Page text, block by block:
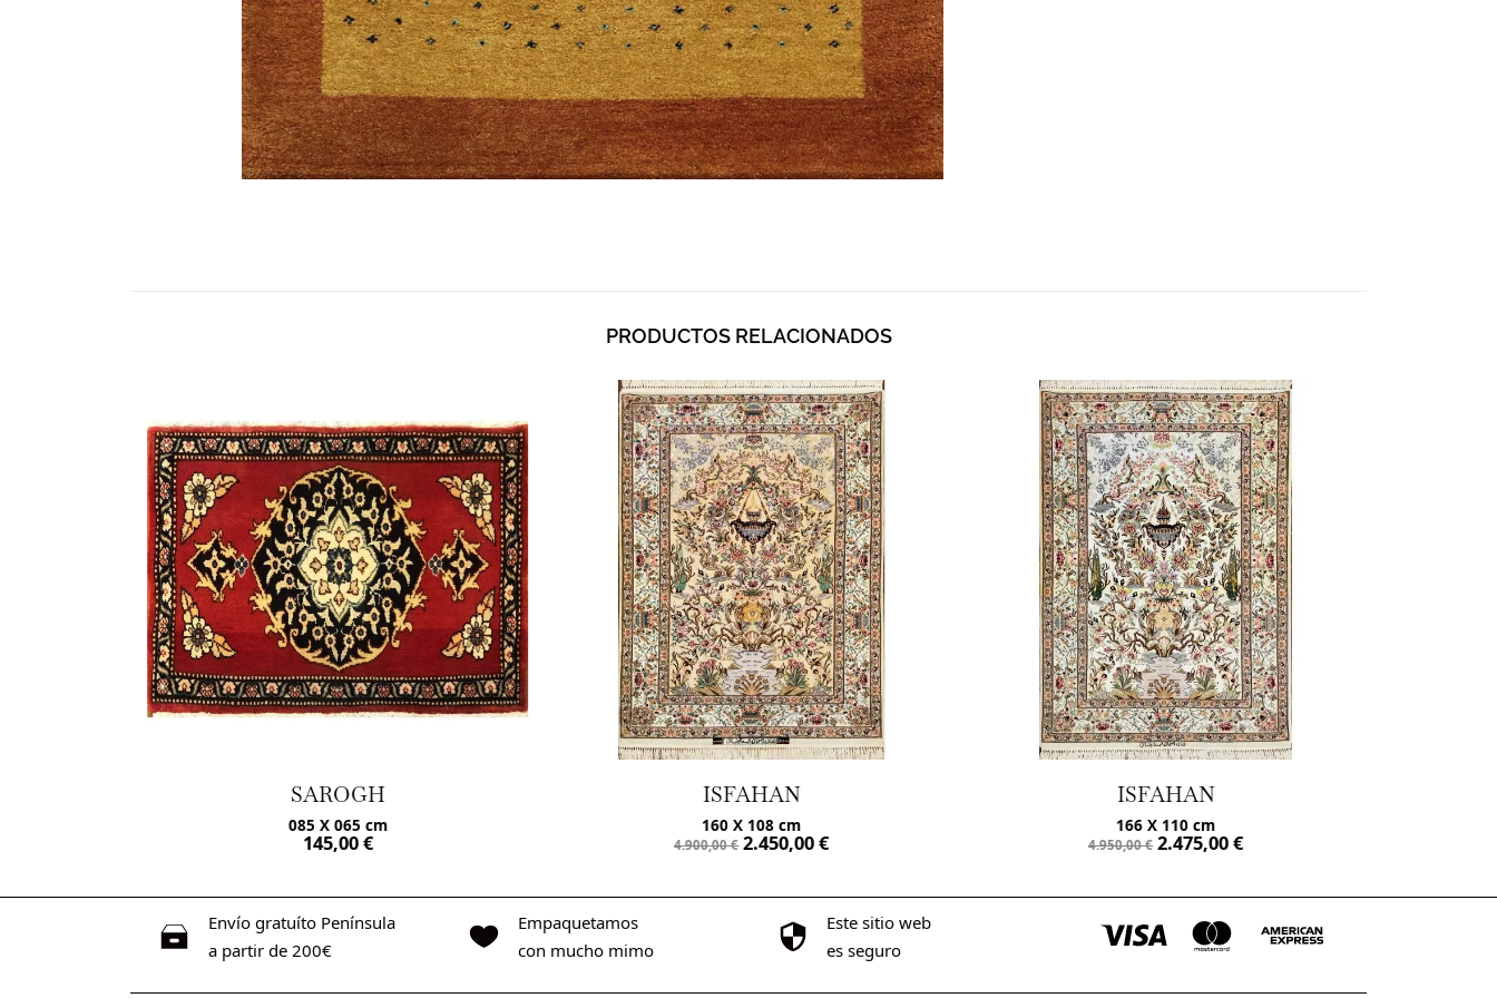
PRODUCTOS RELACIONADOS
SAROGH
085 X 065 cm
145,00€
ISFAHAN
160 X 108 cm
4.900,00€ 2.450,00€
ISFAHAN
166 X 110 cm
4.950,00€ 2.475,00€
Envío gratuíto Península
a partir de 200€
Empaquetamos
con mucho mimo
Este sitio web
es seguro